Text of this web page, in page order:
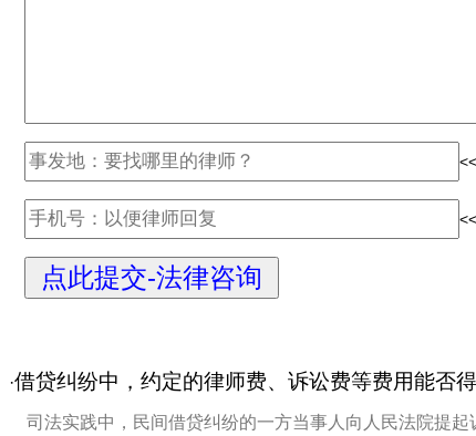
·借贷纠纷中，约定的律师费、诉讼费等费用能否
司法实践中，民间借贷纠纷的一方当事人向人民法院提